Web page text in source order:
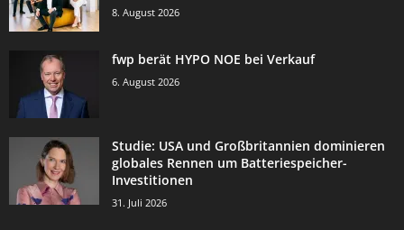
8. August 2026
fwp berät HYPO NOE bei Verkauf
6. August 2026
Studie: USA und Großbritannien dominieren
globales Rennen um Batteriespeicher-
Investitionen
31. Juli 2026